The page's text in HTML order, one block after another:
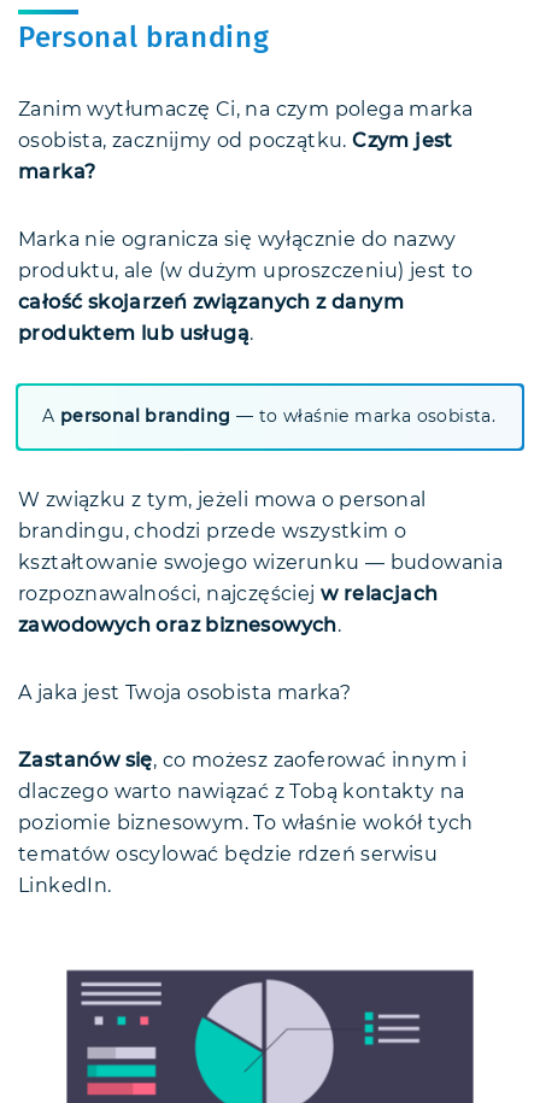
Personal branding
Zanim wytłumaczę Ci, na czym polega marka
osobista, zacznijmy od początku.Czym jest
marka?
Marka nie ogranicza się wyłącznie do nazwy
produktu, ale (w dużym uproszczeniu) jest to
całość skojarzeń związanych z danym
produktem lub usługą.
A personal branding — to właśnie marka osobista.
W związku z tym, jeżeli mowa o personal
brandingu, chodzi przede wszystkim o
kształtowanie swojego wizerunku — budowania
rozpoznawalności, najczęściej w relacjach
zawodowych oraz biznesowych.
A jaka jest Twoja osobista marka?
Zastanów się, co możesz zaoferować innym i
dlaczego warto nawiązać z Tobą kontakty na
poziomie biznesowym. To właśnie wokół tych
tematów oscylować będzie rdzeń serwisu
LinkedIn.